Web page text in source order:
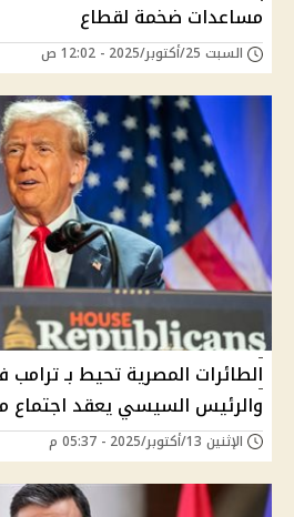
مساعدات ضخمة لقطاع
السبت 25/أكتوبر/2025 - 12:02 ص
الطائرات المصرية تحيط بـ
والرئيس السيسي يعقد اجتماع
الإثنين 13/أكتوبر/2025 - 05:37 م